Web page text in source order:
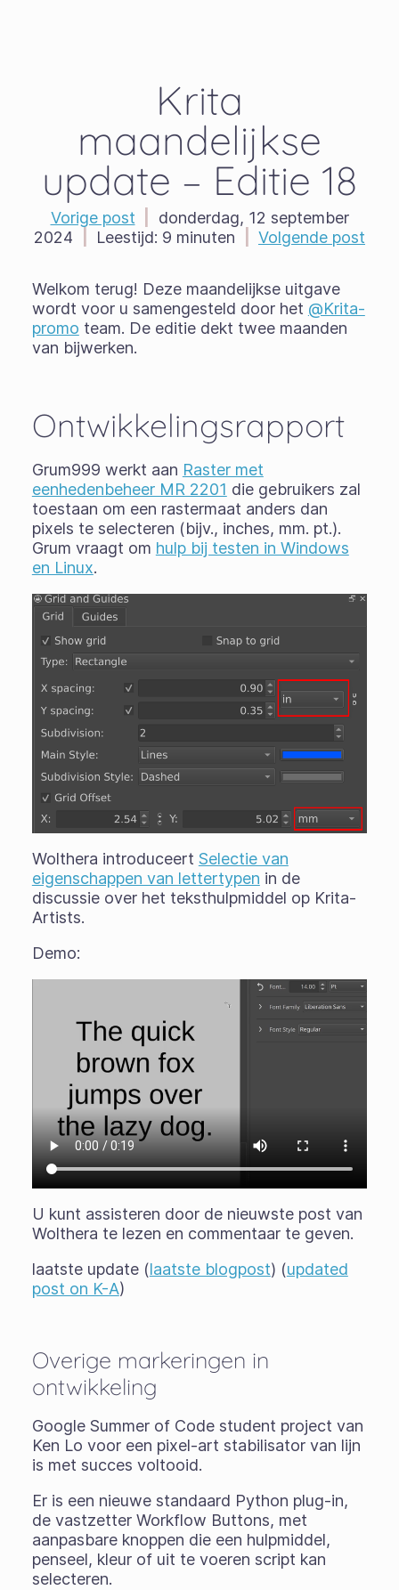
Krita
maandelijkse
update – Editie 18
Vorige post
donderdag, 12 september
2024
Leestijd: 9 minuten Volgende post
Welkom terug! Deze maandelijkse uitgave
wordt voor u samengesteld door het @Krita-
promo team. De editie dekt twee maanden
van bijwerken.
Ontwikkelingsrapport
Grum999 werkt aan Raster met
eenhedenbeheer MR 2201 die gebruikers zal
toestaan om een rastermaat anders dan
pixels te selecteren (bijv., inches, mm. pt.).
Grum vraagt om hulp bij testen in Windows
en Linux.
Wolthera introduceert Selectie van
eigenschappen van lettertypen in de
discussie over het teksthulpmiddel op Krita-
Artists.
Demo:
U kunt assisteren door de nieuwste post van
Wolthera te lezen en commentaar te geven.
laatste update (laatste blogpost) (updated
post on K-A)
Overige markeringen in
ontwikkeling
Google Summer of Code student project van
Ken Lo voor een pixel-art stabilisator van lijn
is met succes voltooid.
Er is een nieuwe standaard Python plug-in,
de vastzetter Workflow Buttons, met
aanpasbare knoppen die een hulpmiddel,
penseel, kleur of uit te voeren script kan
selecteren.